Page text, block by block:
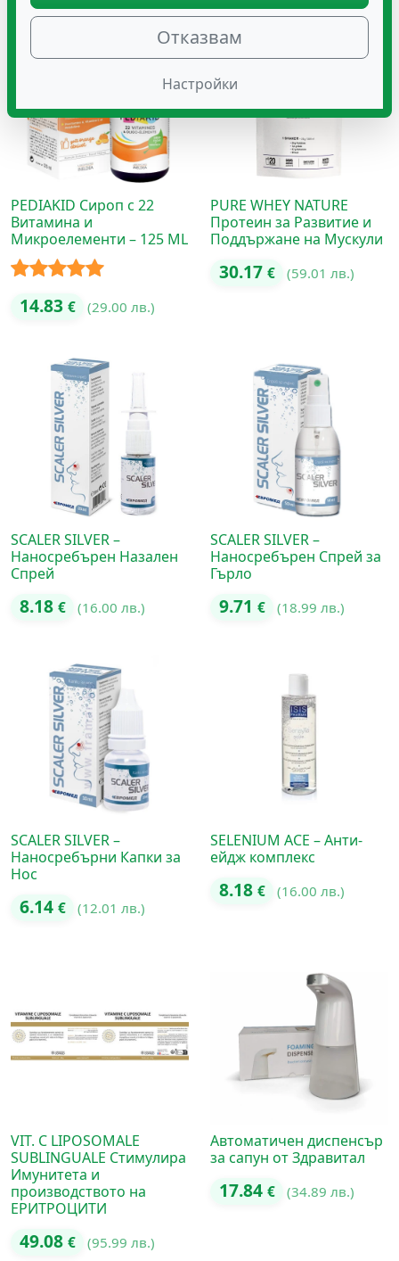
PEDIAKID Сироп с 22
Витамина и
Микроелементи – 125 ML
Оценено с
14.83 € (29.00 лв.)
PURE WHEY NATURE
Протеин за Развитие и
Поддържане на Мускули
30.17 € (59.01 лв.)
SCALER SILVER –
Наносребърен Назален
Спрей
8.18 € (16.00 лв.)
SCALER SILVER –
Наносребърен Спрей за
Гърло
9.71 € (18.99 лв.)
SCALER SILVER –
Наносребърни Капки за
Нос
6.14 € (12.01 лв.)
SELENIUM ACE – Анти-
ейдж комплекс
8.18 € (16.00 лв.)
VIT. C LIPOSOMALE
SUBLINGUALE Стимулира
Имунитета и
производството на
ЕРИТРОЦИТИ
49.08 € (95.99 лв.)
Автоматичен диспенсър
за сапун от Здравитал
17.84 € (34.89 лв.)
Отказвам
Настройки